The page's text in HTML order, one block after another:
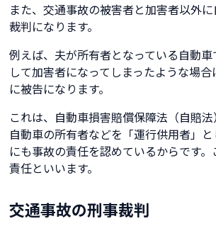
また、交通事故の被害者と加害者以外
裁判になります。
例えば、夫が所有者となっている自動
して加害者になってしまったような場
に被告になります。
これは、自動車損害賠償保障法（自賠法
自動車の所有者などを「運行供用者」
にも事故の責任を認めているからです
責任といいます。
交通事故の刑事裁判